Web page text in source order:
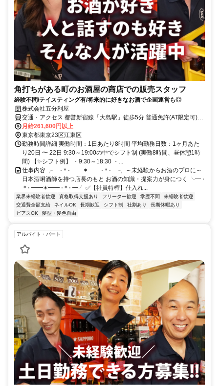
角打ちがある町のお酒屋の商店での販売スタッフ
経験不問/テイスティング有/将来的に好きなお酒で企画運営も◎
株式会社五分利屋
交通・アクセス 都営新宿線「大島駅」徒歩5分 普通免許(AT限定可)で
OK/酒蔵見学・ワイナリー見学有】
月給261,600円以上
東京都東京23区江東区
勤務時間詳細 実働時間：1日あたり8時間 平均勤務日数：1ヶ月あた
り20日 〜 22日 9:30～19:00の中でシフト制 (実働8時間、昼休憩1時
間) 【✨シフト例】 ・9:30～18:30 ・...
仕事内容 ╭━ ⋅＊⋅ ━━✶━━ ⋅＊⋅ ━╮ ～未経験からお酒のプロに～
日本酒唎酒師を持つ店長のもと お酒の知識・提案力が身につく ╰━ ⋅
＊⋅ ━━✶━━ ⋅＊⋅ ━╯ ✅【社員特権】仕入れ...
業界未経験者歓迎 資格取得支援あり フリーター歓迎 学歴不問
未経験者歓迎
交通費全額支給
ネイルOK 長期歓迎 シフト制 社割あり
長期休暇あり
ピアスOK
髪型・髪色自由
アルバイト・パート